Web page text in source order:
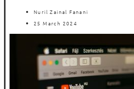
Nuril Zainal Fanani
25 March 2024